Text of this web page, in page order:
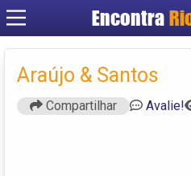
Encontra
Araújo & Santos
Compartilhar Avalie!